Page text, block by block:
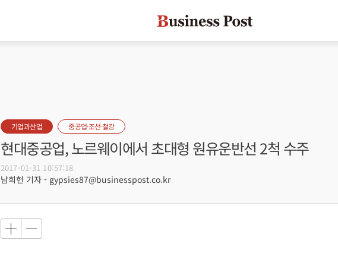
기업과산업 중공업·조선·철강
현대중공업, 노르웨이에서 초대형 원유운반선 2척 수주
2017-01-31 10:57:18
남희헌 기자 - gypsies87@businesspost.co.kr